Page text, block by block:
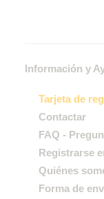
Información y
Tarjeta de
Contactar
FAQ -
Registrarse
Quiénes
Forma de